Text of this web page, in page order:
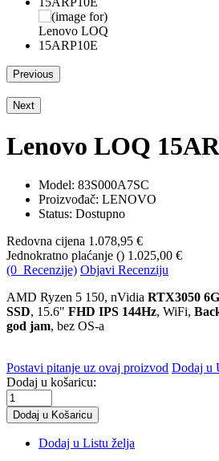
Previous
Next
Lenovo LOQ
Model: 83S000A7SC
Proizvođač: LENOVO
Status: Dostupno
Redovna cijena 1.078,95 €
Jednokratno plaćanje () 1.025,00 €
(0 Recenzije) Objavi Recenziju
AMD Ryzen 5 150, nVidia RTX3050
SSD, 15.6" FHD IPS 144Hz, WiFi,
god jam, bez OS-a
Postavi pitanje uz ovaj proizvod Dodaj u
Dodaj u košaricu:
Dodaj u Listu želja